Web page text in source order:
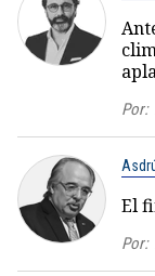
Por:
El
Por: